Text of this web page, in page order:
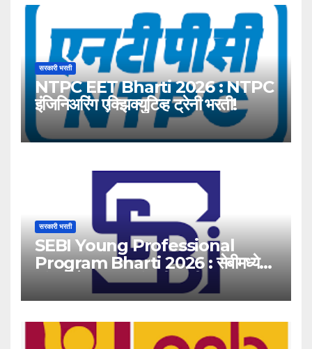
सरकारी भरती
NTPC EET Bharti 2026 : NTPC
इंजिनिअरिंग एक्झिक्युटिव्ह ट्रेनी भरती!
सरकारी भरती
SEBI Young Professional
Program Bharti 2026 : सेबीमध्ये
‘यंग प्रोफेशनल’ पदांसाठी भरती!